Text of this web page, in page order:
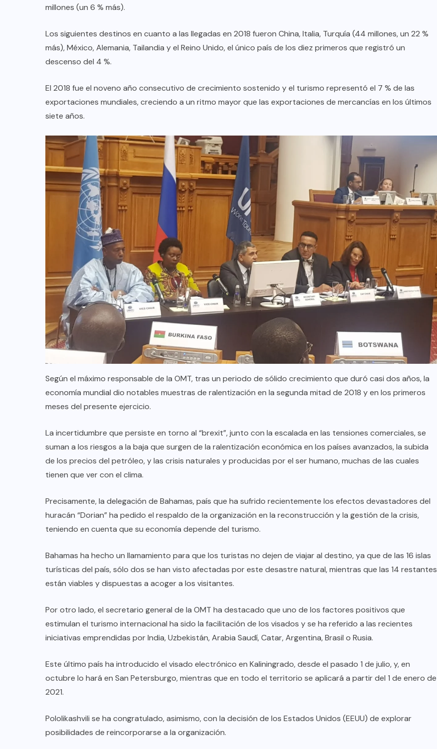
millones (un 6 % más).
Los siguientes destinos en cuanto a las llegadas en 2018 fueron China, Italia, Turquía (44 millones, un 22 %
más), México, Alemania, Tailandia y el Reino Unido, el único país de los diez primeros que registró un
descenso del 4 %.
El 2018 fue el noveno año consecutivo de crecimiento sostenido y el turismo representó el 7 % de las
exportaciones mundiales, creciendo a un ritmo mayor que las exportaciones de mercancías en los últimos
siete años.
Según el máximo responsable de la OMT, tras un periodo de sólido crecimiento que duró casi dos años, la
economía mundial dio notables muestras de ralentización en la segunda mitad de 2018 y en los primeros
meses del presente ejercicio.
La incertidumbre que persiste en torno al “brexit”, junto con la escalada en las tensiones comerciales, se
suman a los riesgos a la baja que surgen de la ralentización económica en los países avanzados, la subida
de los precios del petróleo, y las crisis naturales y producidas por el ser humano, muchas de las cuales
tienen que ver con el clima.
Precisamente, la delegación de Bahamas, país que ha sufrido recientemente los efectos devastadores del
huracán “Dorian” ha pedido el respaldo de la organización en la reconstrucción y la gestión de la crisis,
teniendo en cuenta que su economía depende del turismo.
Bahamas ha hecho un llamamiento para que los turistas no dejen de viajar al destino, ya que de las 16 islas
turísticas del país, sólo dos se han visto afectadas por este desastre natural, mientras que las 14 restantes
están viables y dispuestas a acoger a los visitantes.
Por otro lado, el secretario general de la OMT ha destacado que uno de los factores positivos que
estimulan el turismo internacional ha sido la facilitación de los visados y se ha referido a las recientes
iniciativas emprendidas por India, Uzbekistán, Arabia Saudí, Catar, Argentina, Brasil o Rusia.
Este último país ha introducido el visado electrónico en Kaliningrado, desde el pasado 1 de julio, y, en
octubre lo hará en San Petersburgo, mientras que en todo el territorio se aplicará a partir del 1 de enero de
2021.
Pololikashvili se ha congratulado, asimismo, con la decisión de los Estados Unidos (EEUU) de explorar
posibilidades de reincorporarse a la organización.